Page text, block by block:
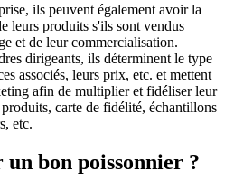
ils peuvent également avoir la
leurs produits s'ils sont vendus
et de leur commercialisation.
dirigeants, ils déterminent le type
associés, leurs prix, etc. et mettent
afin de multiplier et fidéliser leur
carte de fidélité, échantillons
etc.
bon poissonnier ?